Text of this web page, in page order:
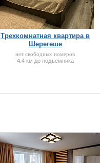
Трехкомнатная квартира в
Шерегеше
нет свободных номеров
4.4 км до подъемника